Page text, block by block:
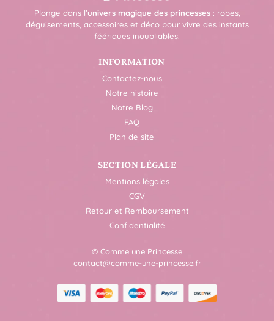
Plonge dans l’univers magique des princesses: robes,
déguisements, accessoires et déco pour vivre des instants
féériques inoubliables.
INFORMATION
Contactez-nous
Notre histoire
Notre Blog
FAQ
Plan de site
SECTION LÉGALE
Mentions légales
CGV
Retour et Remboursement
Confidentialité
© Comme une Princesse
contact@comme-une-princesse.fr